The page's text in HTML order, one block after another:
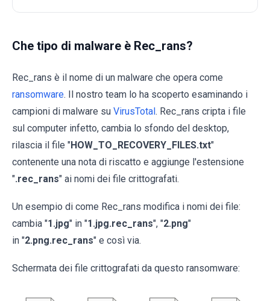
Che tipo di malware è Rec_rans?
Rec_rans è il nome di un malware che opera come
ransomware. Il nostro team lo ha scoperto esaminando i
campioni di malware su VirusTotal. Rec_rans cripta i file
sul computer infetto, cambia lo sfondo del desktop,
rilascia il file "HOW_TO_RECOVERY_FILES.txt"
contenente una nota di riscatto e aggiunge l'estensione
".rec_rans" ai nomi dei file crittografati.
Un esempio di come Rec_rans modifica i nomi dei file:
cambia "1.jpg" in "1.jpg.rec_rans", "2.png"
in "2.png.rec_rans" e così via.
Schermata dei file crittografati da questo ransomware: